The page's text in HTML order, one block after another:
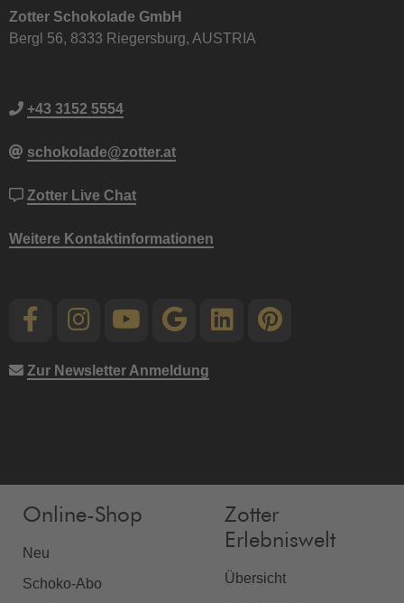
Zotter Schokolade GmbH
Bergl 56, 8333 Riegersburg, AUSTRIA
+43 3152 5554
schokolade@zotter.at
Zotter Live Chat
Weitere Kontaktinformationen
Zur Newsletter Anmeldung
Online-Shop
Neu
Schoko-Abo
Zotter
Erlebniswelt
Übersicht